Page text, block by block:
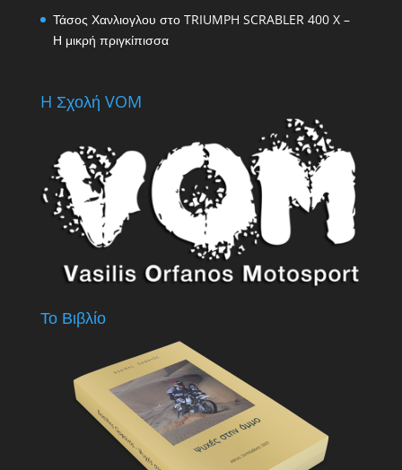
Τάσος Χανλιογλου στο TRIUMPH SCRABLER 400 X –
Η μικρή πριγκίπισσα
H Σχολή VOM
Το Βιβλίο